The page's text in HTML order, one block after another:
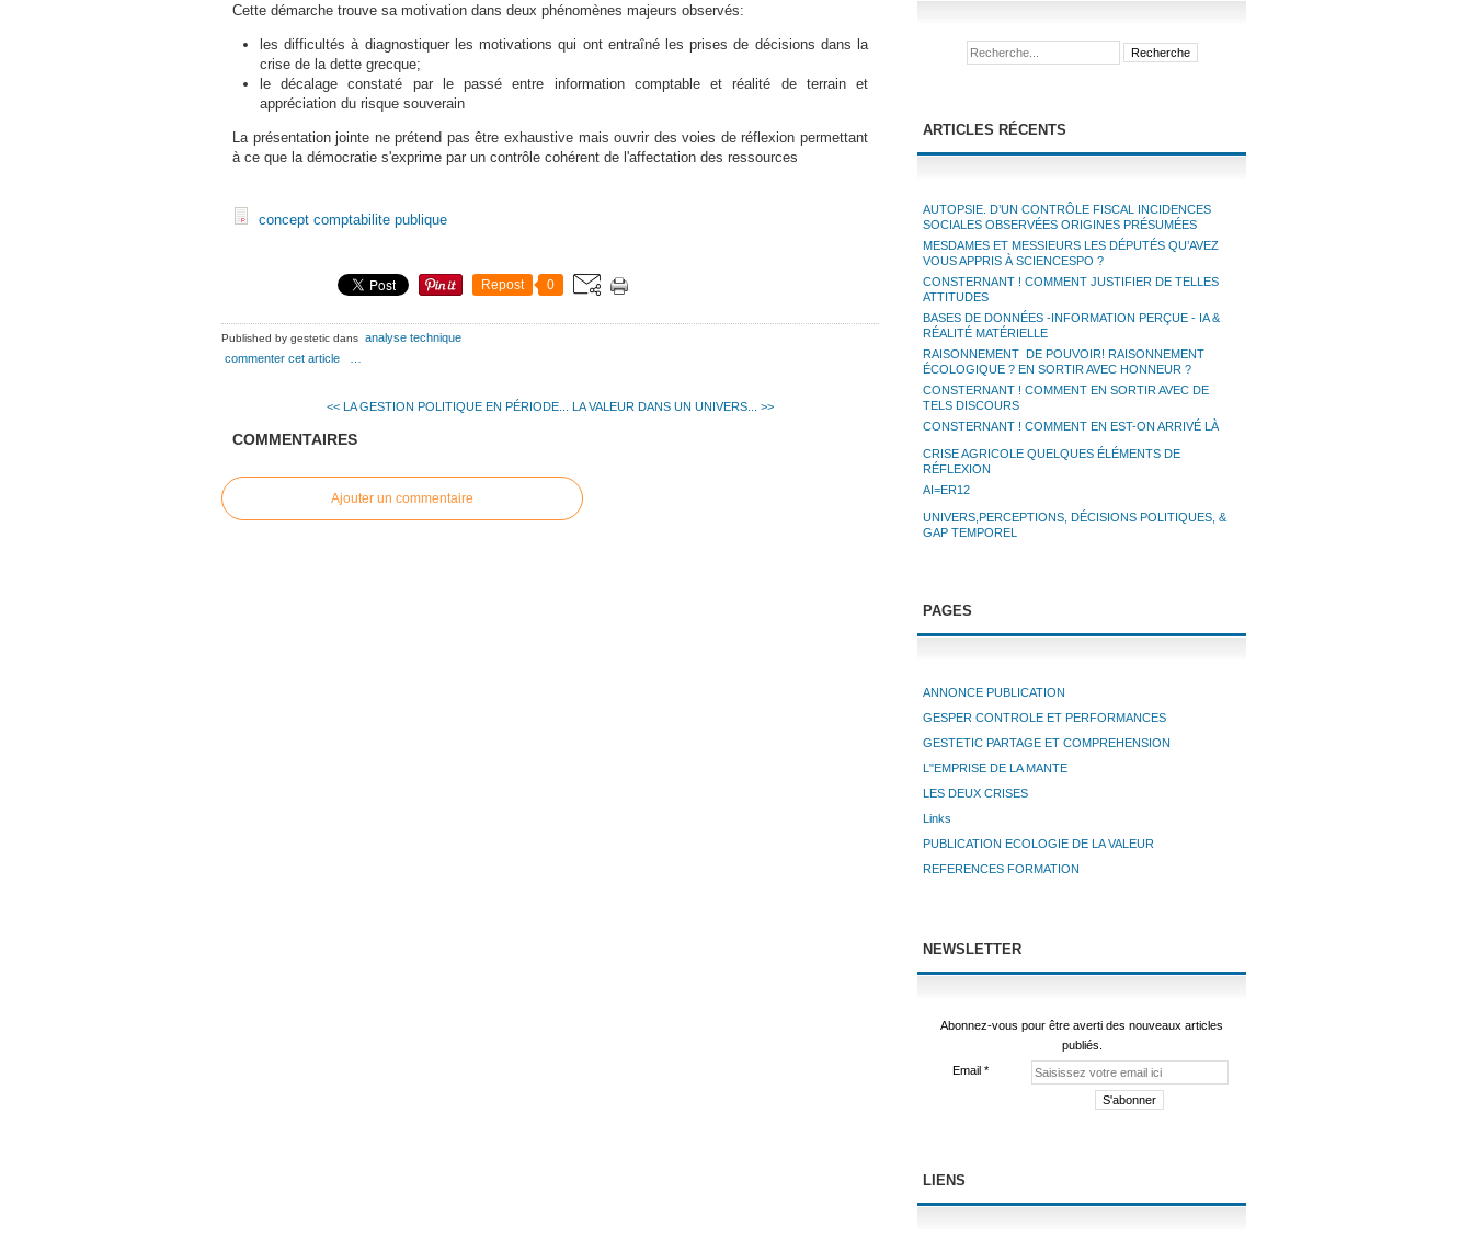
Cette démarche trouve sa motivation dans deux phénomènes majeurs observés:
les difficultés à diagnostiquer les motivations qui ont entraîné les prises de décisions dans la
crise de la dette grecque;
le décalage constaté par le passé entre information comptable et réalité de terrain et
appréciation du risque souverain
La présentation jointe ne prétend pas être exhaustive mais ouvrir des voies de réflexion permettant
à ce que la démocratie s'exprime par un contrôle cohérent de l'affectation des ressources
concept comptabilite publique
Repost 0
Published by gestetic dans analyse technique
commenter cet article
<< LA GESTION POLITIQUE EN PÉRIODE... LA VALEUR DANS UN UNIVERS... >>
COMMENTAIRES
Ajouter un commentaire
ARTICLES RÉCENTS
AUTOPSIE. D’UN CONTRÔLE FISCAL INCIDENCES
SOCIALES OBSERVÉES ORIGINES PRÉSUMÉES
MESDAMES ET MESSIEURS LES DÉPUTÉS QU’AVEZ
VOUS APPRIS À SCIENCESPO ?
CONSTERNANT ! COMMENT JUSTIFIER DE TELLES
ATTITUDES
BASES DE DONNÉES -INFORMATION PERÇUE - IA &
RÉALITÉ MATÉRIELLE
RAISONNEMENT DE POUVOIR! RAISONNEMENT
ÉCOLOGIQUE ? EN SORTIR AVEC HONNEUR ?
CONSTERNANT ! COMMENT EN SORTIR AVEC DE
TELS DISCOURS
CONSTERNANT ! COMMENT EN EST-ON ARRIVÉ LÀ
CRISE AGRICOLE QUELQUES ÉLÉMENTS DE
RÉFLEXION
AI=ER12
UNIVERS,PERCEPTIONS, DÉCISIONS POLITIQUES, &
GAP TEMPOREL
PAGES
ANNONCE PUBLICATION
GESPER CONTROLE ET PERFORMANCES
GESTETIC PARTAGE ET COMPREHENSION
L"EMPRISE DE LA MANTE
LES DEUX CRISES
Links
PUBLICATION ECOLOGIE DE LA VALEUR
REFERENCES FORMATION
NEWSLETTER
Abonnez-vous pour être averti des nouveaux articles
publiés.
Email
LIENS